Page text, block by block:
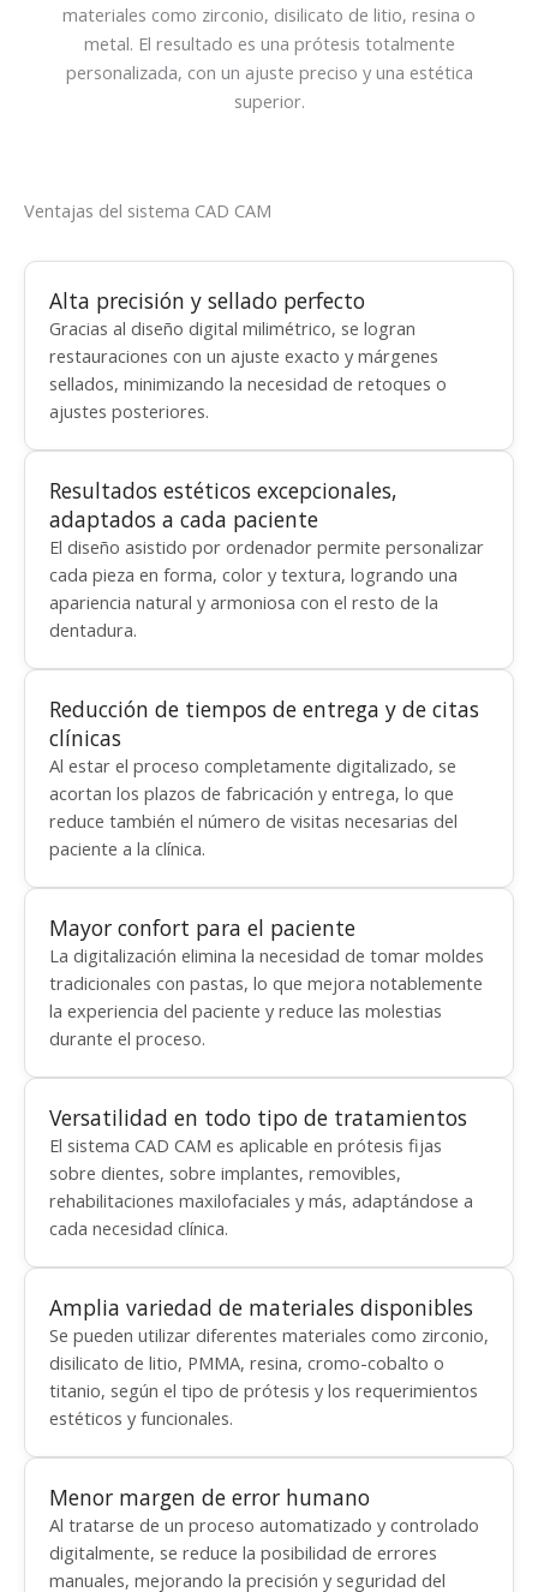
materiales como zirconio, disilicato de litio, resina o
metal. El resultado es una prótesis totalmente
personalizada, con un ajuste preciso y una estética
superior.
Ventajas del sistema CAD CAM
Alta precisión y sellado perfecto
Gracias al diseño digital milimétrico, se logran
restauraciones con un ajuste exacto y márgenes
sellados, minimizando la necesidad de retoques o
ajustes posteriores.
Resultados estéticos excepcionales,
adaptados a cada paciente
El diseño asistido por ordenador permite personalizar
cada pieza en forma, color y textura, logrando una
apariencia natural y armoniosa con el resto de la
dentadura.
Reducción de tiempos de entrega y de citas
clínicas
Al estar el proceso completamente digitalizado, se
acortan los plazos de fabricación y entrega, lo que
reduce también el número de visitas necesarias del
paciente a la clínica.
Mayor confort para el paciente
La digitalización elimina la necesidad de tomar moldes
tradicionales con pastas, lo que mejora notablemente
la experiencia del paciente y reduce las molestias
durante el proceso.
Versatilidad en todo tipo de tratamientos
El sistema CAD CAM es aplicable en prótesis fijas
sobre dientes, sobre implantes, removibles,
rehabilitaciones maxilofaciales y más, adaptándose a
cada necesidad clínica.
Amplia variedad de materiales disponibles
Se pueden utilizar diferentes materiales como zirconio,
disilicato de litio, PMMA, resina, cromo-cobalto o
titanio, según el tipo de prótesis y los requerimientos
estéticos y funcionales.
Menor margen de error humano
Al tratarse de un proceso automatizado y controlado
digitalmente, se reduce la posibilidad de errores
manuales, mejorando la precisión y seguridad del